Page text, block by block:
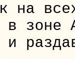
на
в зоне
и